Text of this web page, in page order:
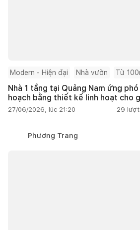
Modern - Hiện đại Nhà vườn Từ
Nhà 1 tầng tại Quảng Nam ứng
hoạch bằng thiết kế linh hoạt cho
27/06/2026, lúc 21:20 29
Phương Trang